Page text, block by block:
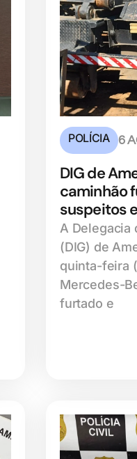
POLÍCIA 6
DIG de
caminhão
suspeitos
A Delegacia
(DIG) de
quinta-feira
Mercedes-
furtado e